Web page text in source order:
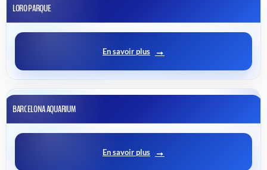
LORO PARQUE
En savoir plus
BARCELONA AQUARIUM
En savoir plus